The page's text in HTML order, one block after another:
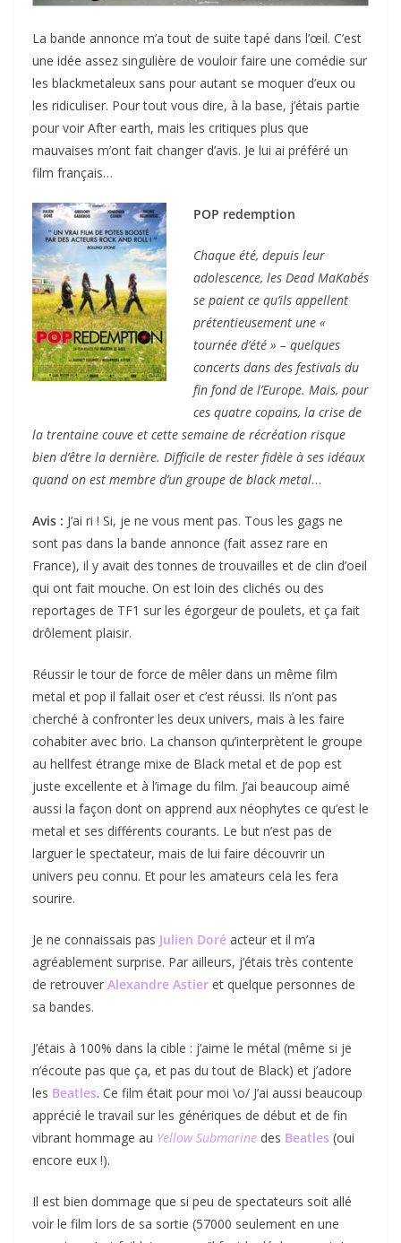
La bande annonce m’a tout de suite tapé dans l’œil. C’est
une idée assez singulière de vouloir faire une comédie sur
les blackmetaleux sans pour autant se moquer d’eux ou
les ridiculiser. Pour tout vous dire, à la base, j’étais partie
pour voir After earth, mais les critiques plus que
mauvaises m’ont fait changer d’avis. Je lui ai préféré un
film français…
POP redemption
Chaque été, depuis leur
adolescence, les Dead MaKabés
se paient ce qu’ils appellent
prétentieusement une «
tournée d’été » – quelques
concerts dans des festivals du
fin fond de l’Europe. Mais, pour
ces quatre copains, la crise de
la trentaine couve et cette semaine de récréation risque
bien d’être la dernière. Difficile de rester fidèle à ses idéaux
quand on est membre d’un groupe de black metal…
Avis : J’ai ri ! Si, je ne vous ment pas. Tous les gags ne
sont pas dans la bande annonce (fait assez rare en
France), il y avait des tonnes de trouvailles et de clin d’oeil
qui ont fait mouche. On est loin des clichés ou des
reportages de TF1 sur les égorgeur de poulets, et ça fait
drôlement plaisir.
Réussir le tour de force de mêler dans un même film
metal et pop il fallait oser et c’est réussi. Ils n’ont pas
cherché à confronter les deux univers, mais à les faire
cohabiter avec brio. La chanson qu’interprètent le groupe
au hellfest étrange mixe de Black metal et de pop est
juste excellente et à l’image du film. J’ai beaucoup aimé
aussi la façon dont on apprend aux néophytes ce qu’est le
metal et ses différents courants. Le but n’est pas de
larguer le spectateur, mais de lui faire découvrir un
univers peu connu. Et pour les amateurs cela les fera
sourire.
Je ne connaissais pas Julien Doré acteur et il m’a
agréablement surprise. Par ailleurs, j’étais très contente
de retrouver Alexandre Astier et quelque personnes de
sa bandes.
J’étais à 100% dans la cible : j’aime le métal (même si je
n’écoute pas que ça, et pas du tout de Black) et j’adore
les Beatles. Ce film était pour moi \o/ J’ai aussi beaucoup
apprécié le travail sur les génériques de début et de fin
vibrant hommage au Yellow Submarine des Beatles (oui
encore eux !).
Il est bien dommage que si peu de spectateurs soit allé
voir le film lors de sa sortie (57000 seulement en une